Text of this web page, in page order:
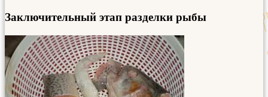
Заключительный этап разделки рыбы